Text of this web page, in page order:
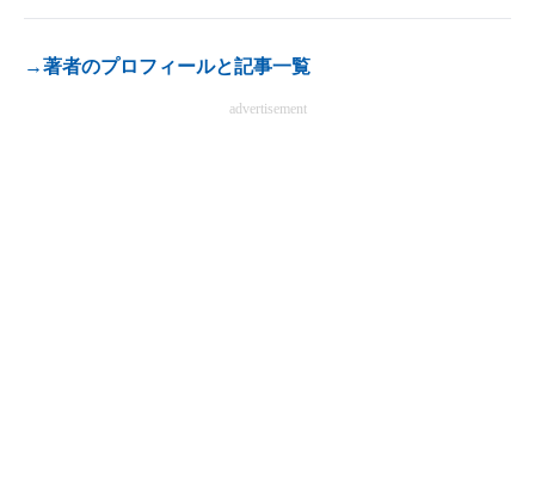
ちょっと気になるネットの話題
→著者のプロフィールと記事一覧
advertisement